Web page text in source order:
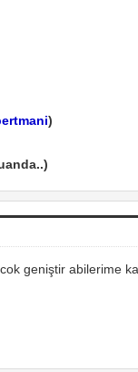
)
geniştir abilerime